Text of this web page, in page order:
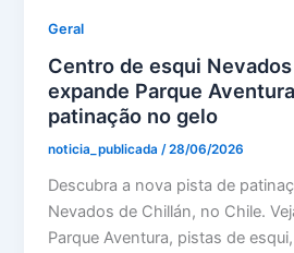
Geral
Centro de esqui
expande Parque
patinação no gelo
noticia_publicada/28/06/2026
Descubra a nova pista de
Nevados de Chillán, no Chile.
Parque Aventura, pistas de